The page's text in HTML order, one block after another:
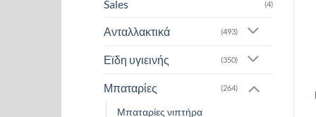
Sales (4)
Ανταλλακτικά (493)
Εϊδη υγιεινής (350)
Μπαταρίες (264)
Μπαταρίες νιπτήρα